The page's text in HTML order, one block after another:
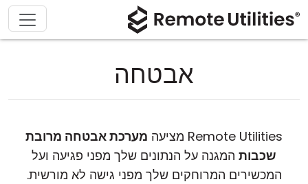
אבטחה
Remote Utilities מציעה
מערכת אבטחה מרובת
שכבות המגנה על הנתונים שלך מפני פגיעה ועל
המכשירים המרוחקים שלך מפני גישה לא מורשית.